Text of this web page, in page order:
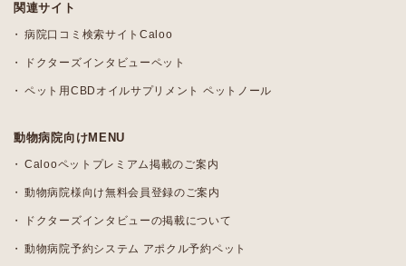
関連サイト
病院口コミ検索サイトCaloo
ドクターズインタビューペット
ペット用CBDオイルサプリメント ペットノール
動物病院向けMENU
Calooペットプレミアム掲載のご案内
動物病院様向け無料会員登録のご案内
ドクターズインタビューの掲載について
動物病院予約システム アポクル予約ペット